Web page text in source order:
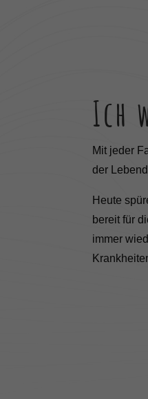
Ich
Mit jeder
der
Heute
bereit für
immer